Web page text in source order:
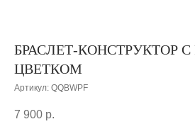
БРАСЛЕТ-КОНСТРУКТОР
ЦВЕТКОМ
Артикул: QQBWPF
7 900 р.